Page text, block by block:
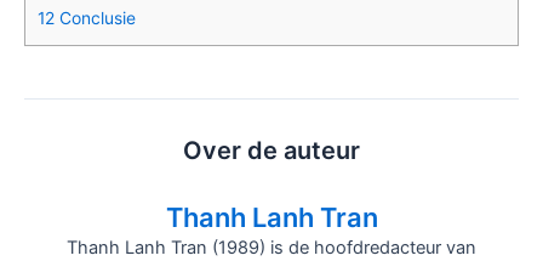
12 Conclusie
Over de auteur
Thanh Lanh Tran
Thanh Lanh Tran (1989) is de hoofdredacteur van